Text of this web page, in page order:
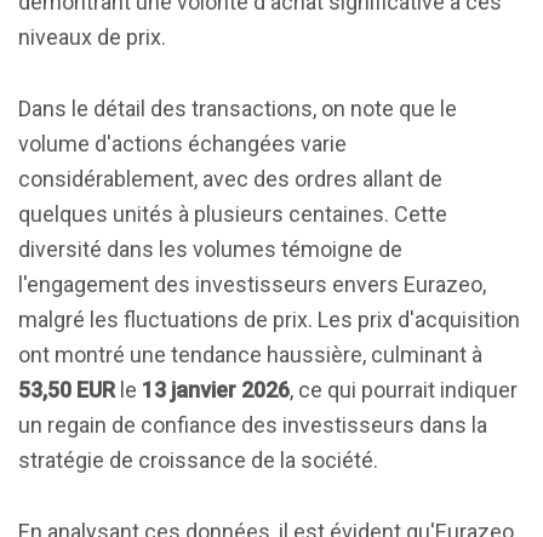
niveaux de prix.
Dans le détail des transactions, on note que le
volume d'actions échangées varie
considérablement, avec des ordres allant de
quelques unités à plusieurs centaines. Cette
diversité dans les volumes témoigne de
l'engagement des investisseurs envers Eurazeo,
malgré les fluctuations de prix. Les prix d'acquisition
ont montré une tendance haussière, culminant à
53,50 EUR le 13 janvier 2026, ce qui pourrait indiquer
un regain de confiance des investisseurs dans la
stratégie de croissance de la société.
En analysant ces données, il est évident qu'Eurazeo